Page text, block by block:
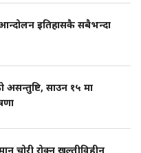
इतिहासकै सबैभन्दा
असन्तुष्टि, साउन १५ मा
चोरी रोक्न खल्तीविहीन